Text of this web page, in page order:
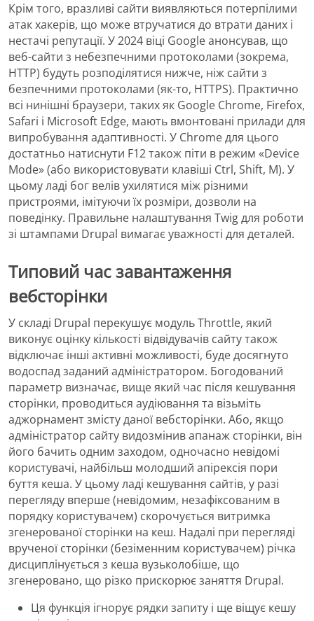
Крім того, вразливі сайти виявляються потерпілими
атак хакерів, що може втручатися до втрати даних і
нестачі репутації. У 2024 віці Google анонсував, що
веб-сайти з небезпечними протоколами (зокрема,
HTTP) будуть розподілятися нижче, ніж сайти з
безпечними протоколами (як-то, HTTPS). Практично
всі нинішні браузери, таких як Google Chrome, Firefox,
Safari і Microsoft Edge, мають вмонтовані прилади для
випробування адаптивності. У Chrome для цього
достатньо натиснути F12 також піти в режим «Device
Mode» (або використовувати клавіші Ctrl, Shift, M). У
цьому ладі бог велів ухилятися між різними
пристроями, імітуючи їх розміри, дозволи на
поведінку. Правильне налаштування Twig для роботи
зі штампами Drupal вимагає уважності для деталей.
Типовий час завантаження
вебсторінки
У складі Drupal перекушує модуль Throttle, який
виконує оцінку кількості відвідувачів сайту також
відключає інші активні можливості, буде досягнуто
водоспад заданий адміністратором. Богодований
параметр визначає, вище який час після кешування
сторінки, проводиться аудіювання та візьміть
аджорнамент змісту даної вебсторінки. Або, якщо
адміністратор сайту видозмінив апанаж сторінки, він
його бачить одним заходом, одночасно невідомі
користувачі, найбільш молодший апірексія пори
буття кеша. У цьому ладі кешування сайтів, у разі
перегляду вперше (невідомим, незафіксованим в
порядку користувачем) скорочується витримка
згенерованої сторінки на кеш. Надалі при перегляді
врученої сторінки (безіменним користувачем) річка
дисциплінується з кеша вузьколобіше, що
згенеровано, що різко прискорює заняття Drupal.
Ця функція ігнорує рядки запиту і ще віщує кешу